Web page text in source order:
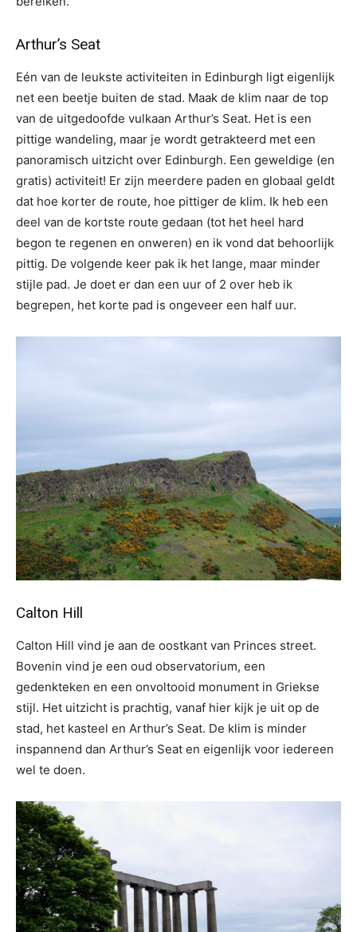
Arthur’s Seat
Eén van de leukste activiteiten in Edinburgh ligt eigenlijk
net een beetje buiten de stad. Maak de klim naar de top
van de uitgedoofde vulkaan Arthur’s Seat. Het is een
pittige wandeling, maar je wordt getrakteerd met een
panoramisch uitzicht over Edinburgh. Een geweldige (en
gratis) activiteit! Er zijn meerdere paden en globaal geldt
dat hoe korter de route, hoe pittiger de klim. Ik heb een
deel van de kortste route gedaan (tot het heel hard
begon te regenen en onweren) en ik vond dat behoorlijk
pittig. De volgende keer pak ik het lange, maar minder
stijle pad. Je doet er dan een uur of 2 over heb ik
begrepen, het korte pad is ongeveer een half uur.
Calton Hill
Calton Hill vind je aan de oostkant van Princes street.
Bovenin vind je een oud observatorium, een
gedenkteken en een onvoltooid monument in Griekse
stijl. Het uitzicht is prachtig, vanaf hier kijk je uit op de
stad, het kasteel en Arthur’s Seat. De klim is minder
inspannend dan Arthur’s Seat en eigenlijk voor iedereen
wel te doen.